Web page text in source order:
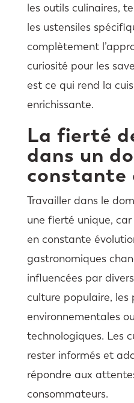
les outils culinaires,
les ustensiles
complètement
curiosité pour les
est ce qui rend la
enrichissante.
La fierté
dans un
constante
Travailler dans le
une fierté unique, car
en constante
gastronomiques
influencées par
culture populaire, les
environnementales
technologiques. Les
rester informés et
répondre aux
consommateurs.